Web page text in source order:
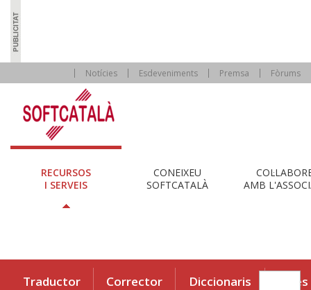
Notícies Esdeveniments Premsa Fòrums
RECURSOS
I SERVEIS
CONEIXEU
SOFTCATALÀ
AMB
Traductor Corrector Diccionaris Eines